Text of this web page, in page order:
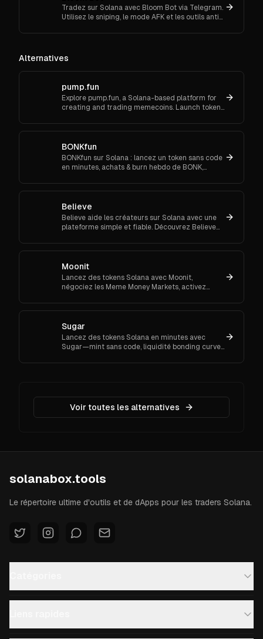
Tradez sur Solana avec Bloom Bot via Telegram.
Utilisez le sniping, le mode AFK et les outils anti-
transactions crypto.
Alternatives
pump.fun
Explore pump.fun, a Solana-based platform for
creating and trading memecoins. Launch tokens
environment.
BONKfun
BONKfun sur Solana : lancez un token sans code
en minutes, achats & burn hebdo de BONK,
communautaires.
Believe
Believe aide les créateurs sur Solana avec une
plateforme simple et fiable. Découvrez Believe
communauté on-chain.
Moonit
Lancez des tokens Solana avec Moonit,
négociez les Meme Money Markets, activez
Meteora ou Raydium.
Sugar
Lancez des tokens Solana en minutes avec
Sugar—mint sans code, liquidité bonding curve,
Raydium. Essayez-le.
Voir toutes les alternatives
solanabox.tools
Le répertoire ultime d'outils et de dApps pour les traders Solana.